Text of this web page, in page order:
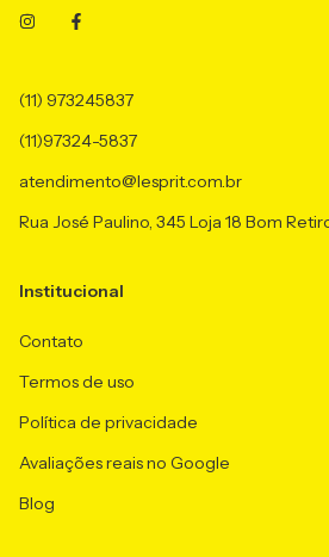
(11) 973245837
(11)97324-5837
atendimento@lesprit.com.br
Rua José Paulino, 345 Loja 18 Bom
Institucional
Contato
Termos de uso
Política de privacidade
Avaliações reais no Google
Blog